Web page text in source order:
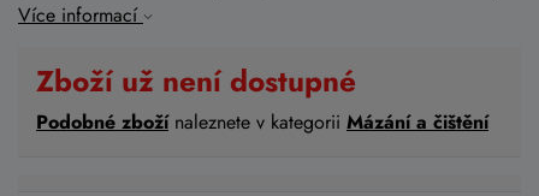
Více informací
Zboží už není dostupné
Podobné zbožínaleznete v kategorii Mázání a čištění